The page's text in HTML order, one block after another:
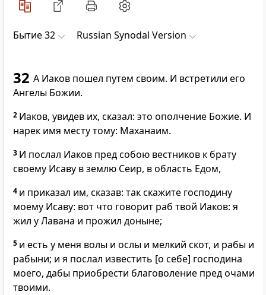
Бытие 32 Russian Synodal Version
32 А Иаков пошел путем своим. И встретили его
Ангелы Божии.
2 Иаков, увидев их, сказал: это ополчение Божие. И
нарек имя месту тому: Маханаим.
3 И послал Иаков пред собою вестников к брату
своему Исаву в землю Сеир, в область Едом,
4 и приказал им, сказав: так скажите господину
моему Исаву: вот что говорит раб твой Иаков: я
жил у Лавана и прожил доныне;
5 и есть у меня волы и ослы и мелкий скот, и рабы и
рабыни; и я послал известить [о себе] господина
моего, дабы приобрести благоволение пред очами
твоими.